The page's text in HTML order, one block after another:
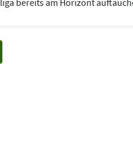
bereits am Horizont